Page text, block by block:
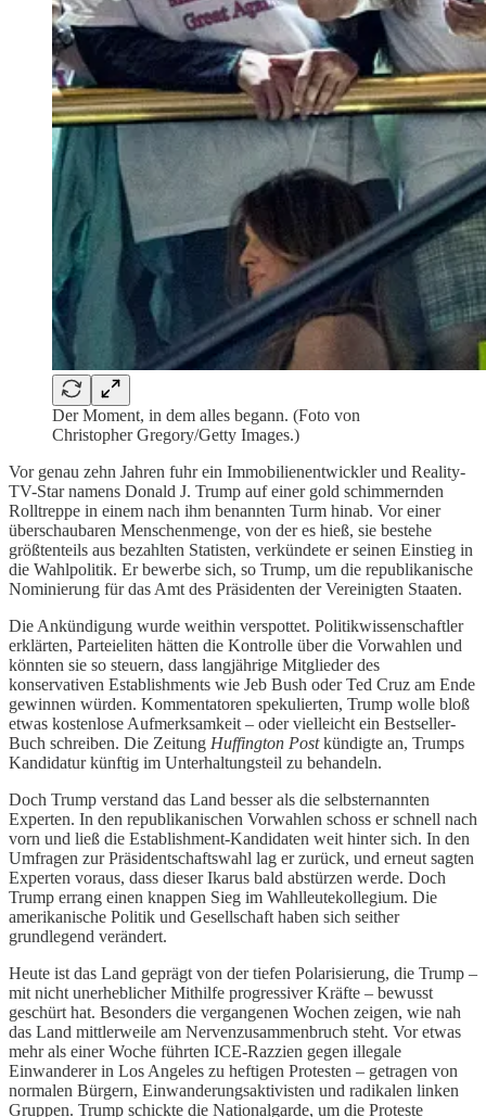
Der Moment, in dem alles begann. (Foto von
Christopher Gregory/Getty Images.)
Vor genau zehn Jahren fuhr ein Immobilienentwickler und Reality-
TV-Star namens Donald J. Trump auf einer gold schimmernden
Rolltreppe in einem nach ihm benannten Turm hinab. Vor einer
überschaubaren Menschenmenge, von der es hieß, sie bestehe
größtenteils aus bezahlten Statisten, verkündete er seinen Einstieg in
die Wahlpolitik. Er bewerbe sich, so Trump, um die republikanische
Nominierung für das Amt des Präsidenten der Vereinigten Staaten.
Die Ankündigung wurde weithin verspottet. Politikwissenschaftler
erklärten, Parteieliten hätten die Kontrolle über die Vorwahlen und
könnten sie so steuern, dass langjährige Mitglieder des
konservativen Establishments wie Jeb Bush oder Ted Cruz am Ende
gewinnen würden. Kommentatoren spekulierten, Trump wolle bloß
etwas kostenlose Aufmerksamkeit – oder vielleicht ein Bestseller-
Buch schreiben. Die Zeitung Huffington Postkündigte an, Trumps
Kandidatur künftig im Unterhaltungsteil zu behandeln.
Doch Trump verstand das Land besser als die selbsternannten
Experten. In den republikanischen Vorwahlen schoss er schnell nach
vorn und ließ die Establishment-Kandidaten weit hinter sich. In den
Umfragen zur Präsidentschaftswahl lag er zurück, und erneut sagten
Experten voraus, dass dieser Ikarus bald abstürzen werde. Doch
Trump errang einen knappen Sieg im Wahlleutekollegium. Die
amerikanische Politik und Gesellschaft haben sich seither
grundlegend verändert.
Heute ist das Land geprägt von der tiefen Polarisierung, die Trump –
mit nicht unerheblicher Mithilfe progressiver Kräfte – bewusst
geschürt hat. Besonders die vergangenen Wochen zeigen, wie nah
das Land mittlerweile am Nervenzusammenbruch steht. Vor etwas
mehr als einer Woche führten ICE-Razzien gegen illegale
Einwanderer in Los Angeles zu heftigen Protesten – getragen von
normalen Bürgern, Einwanderungsaktivisten und radikalen linken
Gruppen. Trump schickte die Nationalgarde, um die Proteste